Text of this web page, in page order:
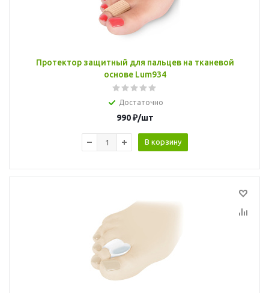
Протектор защитный для пальцев на тканевой
основе Lum934
Достаточно
990₽/шт
В корзину